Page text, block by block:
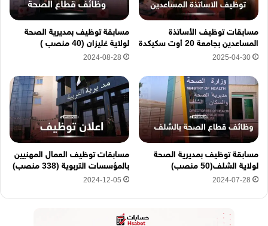
ي
ه
ن
ا
مسابقات توظيف الأساتذة
المساعدين بجامعة 20 أوت سكيكدة
2025-04-30
مسابقة توظيف بمديرية الصحة
لولاية غليزان (40 منصب )
2024-08-28
مسابقة توظيف بمديرية الصحة
لولاية الشلف(50 منصب)
2024-07-28
مسابقات توظيف العمال المهنيين
بالمؤسسات التربوية (338 منصب)
2024-12-05